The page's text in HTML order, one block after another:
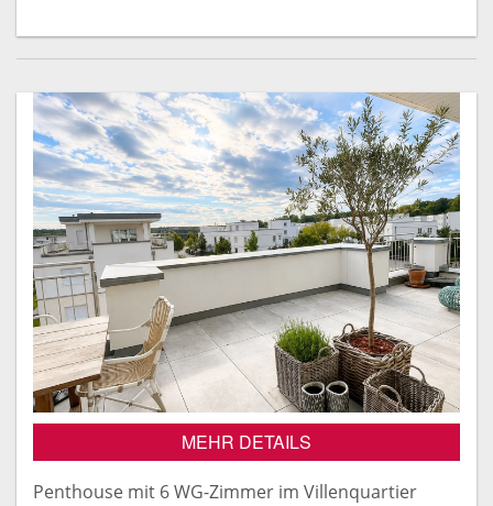
MEHR DETAILS
Penthouse mit 6 WG-Zimmer im Villenquartier